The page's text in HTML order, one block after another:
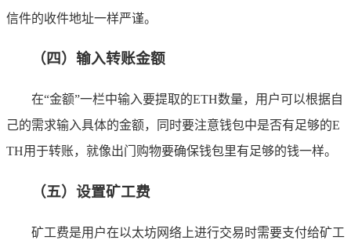
信件的收件地址一样严谨。
（四）输入转账金额
在“金额”一栏中输入要提取的ETH数量，用户可以根据自
己的需求输入具体的金额，同时要注意钱包中是否有足够的E
TH用于转账，就像出门购物要确保钱包里有足够的钱一样。
（五）设置矿工费
矿工费是用户在以太坊网络上进行交易时需要支付给矿工